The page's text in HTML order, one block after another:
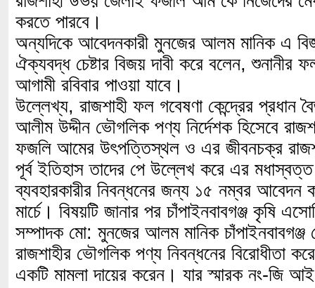
করতে পারবে।
অন্যদিকে আবেদনকারী মুনজের আলম মানিক এ
ঐক্যবদ্ধ চেষ্টার বিজয় দাবী করে বলেন, শুনানীর
আগামী রবিবার পাওয়া যাবে।
উল্লেখ্য, রাজশাহী ফল গবেষণা কেন্দ্রের প্রধান
আলীম উদ্দীন ভৌগলিক পণ্য নির্দেশক হিসেবে
ফজলি আমের উৎপত্তিস্থল ও এর জীবনচক্র
পূর্ব ইতিহাস তাদের পে উল্লেখ করে এর
ব্যবহারকারীর নিবন্ধনের জন্য ১৫ নম্বর আবেদন
মার্চে। বিষয়টি জানার পর চাঁপাইনবাবগঞ্জ কৃষি
সম্পাদক মো: মুনজের আলম মানিক
রাজশাহীর ভৌগলিক পণ্য নিবন্ধনের বিরোধীতা
একটি মামলা দায়ের করেন। যার স্মারক নং-জি